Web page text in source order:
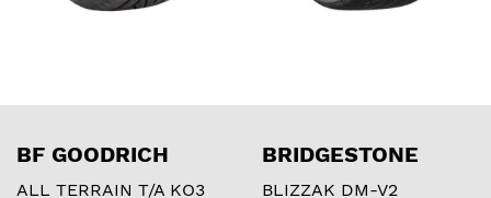
BF GOODRICH
ALL TERRAIN T/A KO3
BRIDGESTONE
BLIZZAK DM-V2